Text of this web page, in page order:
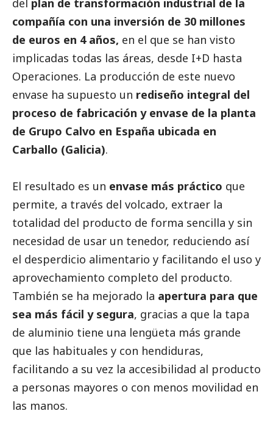
del plan de transformación industrial de la
compañía con una inversión de 30 millones
de euros en 4 años, en el que se han visto
implicadas todas las áreas, desde I+D hasta
Operaciones. La producción de este nuevo
envase ha supuesto un rediseño integral del
proceso de fabricación y envase de la planta
de Grupo Calvo en España ubicada en
Carballo (Galicia).
El resultado es un envase más práctico que
permite, a través del volcado, extraer la
totalidad del producto de forma sencilla y sin
necesidad de usar un tenedor, reduciendo así
el desperdicio alimentario y facilitando el uso y
aprovechamiento completo del producto.
También se ha mejorado la apertura para que
sea más fácil y segura, gracias a que la tapa
de aluminio tiene una lengüeta más grande
que las habituales y con hendiduras,
facilitando a su vez la accesibilidad al producto
a personas mayores o con menos movilidad en
las manos.